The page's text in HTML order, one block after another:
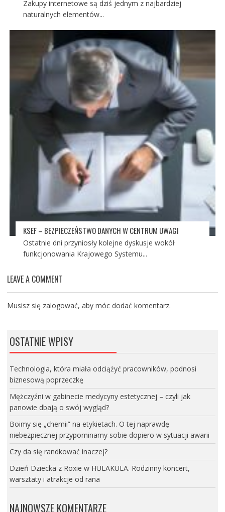
Zakupy internetowe są dziś jednym z najbardziej
naturalnych elementów...
KSEF – BEZPIECZEŃSTWO DANYCH W CENTRUM UWAGI
Ostatnie dni przyniosły kolejne dyskusje wokół
funkcjonowania Krajowego Systemu...
LEAVE A COMMENT
Musisz się zalogować, aby móc dodać komentarz.
OSTATNIE WPISY
Technologia, która miała odciążyć pracowników, podnosi
biznesową poprzeczkę
Mężczyźni w gabinecie medycyny estetycznej – czyli jak
panowie dbają o swój wygląd?
Boimy się „chemii” na etykietach. O tej naprawdę
niebezpiecznej przypominamy sobie dopiero w sytuacji awarii
Czy da się randkować inaczej?
Dzień Dziecka z Roxie w HULAKULA. Rodzinny koncert,
warsztaty i atrakcje od rana
NAJNOWSZE KOMENTARZE